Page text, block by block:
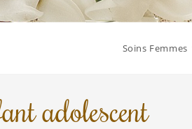
Soins Femmes
adolescent